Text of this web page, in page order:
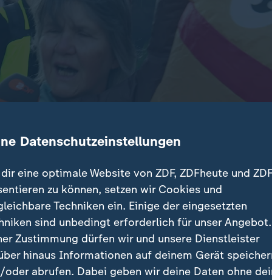
haben in Erfurt gegen den AfD-Parteitag
Protestzügen und einem "Fest der Demokratie"
Datenschutzeinstellungen
eine optimale Website von ZDF, ZDFheute und
zu können, setzen wir Cookies und
Techniken ein. Einige der eingesetzten
sind unbedingt erforderlich für unser
Zustimmung dürfen wir und unsere Dienstleister
hinaus Informationen auf deinem Gerät
oder abrufen. Dabei geben wir deine Daten ohne